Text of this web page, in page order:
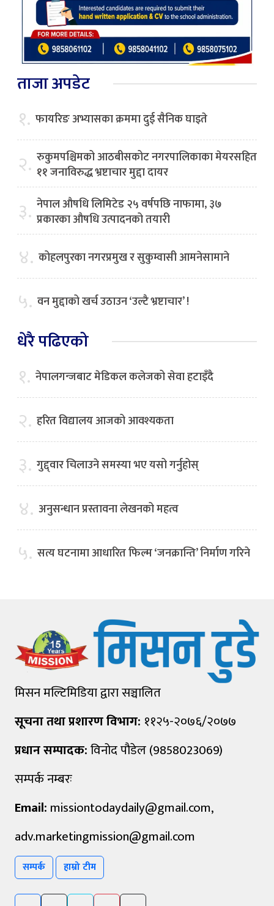
ताजा अपडेट
१. फायरिङ अभ्यासका क्रममा दुई सैनिक घाइते
२. रुकुमपश्चिमको आठबीसकोट नगरपालिकाका मेयरसहित
११ जनाविरुद्ध भ्रष्टाचार मुद्दा दायर
३. नेपाल औषधि लिमिटेड २५ वर्षपछि नाफामा, ३७
प्रकारका औषधि उत्पादनको तयारी
४. कोहलपुरका नगरप्रमुख र सुकुम्वासी आमनेसामाने
५. वन मुद्दाको खर्च उठाउन ‘उल्टै भ्रष्टाचार’ !
धेरै पढिएको
१. नेपालगन्जबाट मेडिकल कलेजको सेवा हटाइँदै
२. हरित विद्यालय आजको आवश्यकता
३. गुद्द्वार चिलाउने समस्या भए यसो गर्नुहोस्
४. अनुसन्धान प्रस्तावना लेखनको महत्व
५. सत्य घटनामा आधारित फिल्म ‘जनक्रान्ति’ निर्माण गरिने
मिसन मल्टिमिडिया द्वारा सञ्चालित
सूचना तथा प्रशारण विभाग: ११२५-२०७६/२०७७
प्रधान सम्पादक:विनोद पौडेल (9858023069)
सम्पर्क नम्बरः
Email: missiontodaydaily@gmail.com,
adv.marketingmission@gmail.com
सम्पर्क हाम्रो टीम